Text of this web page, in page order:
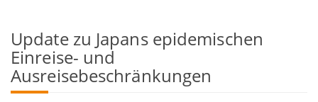
Update zu Japans epidemischen
Einreise- und
Ausreisebeschränkungen